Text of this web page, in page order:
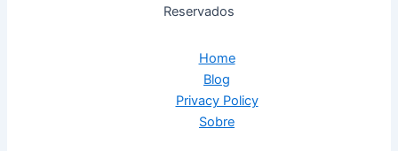
Reservados
Home
Blog
Privacy Policy
Sobre